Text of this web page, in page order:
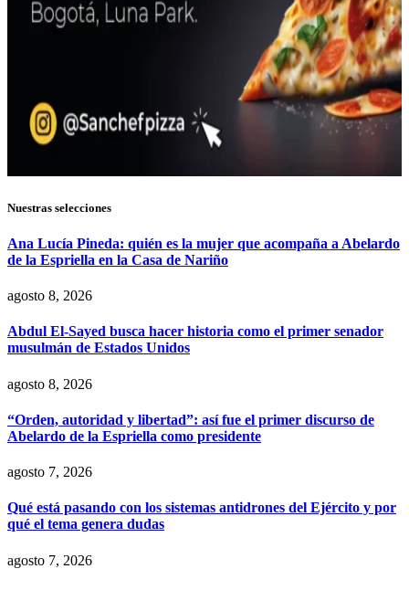
Nuestras selecciones
Ana Lucía Pineda: quién es la mujer que acompaña a Abelardo
de la Espriella en la Casa de Nariño
agosto 8, 2026
Abdul El-Sayed busca hacer historia como el primer senador
musulmán de Estados Unidos
agosto 8, 2026
“Orden, autoridad y libertad”: así fue el primer discurso de
Abelardo de la Espriella como presidente
agosto 7, 2026
Qué está pasando con los sistemas antidrones del Ejército y por
qué el tema genera dudas
agosto 7, 2026